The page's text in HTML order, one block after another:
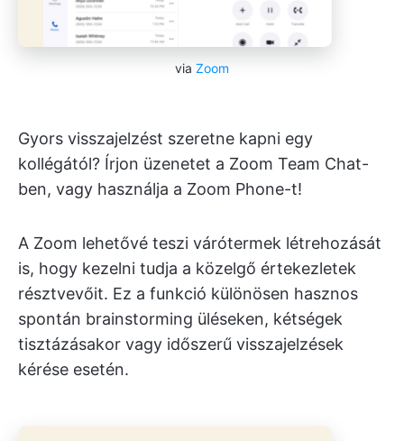
via Zoom
Gyors visszajelzést szeretne kapni egy
kollégától? Írjon üzenetet a Zoom Team Chat-
ben, vagy használja a Zoom Phone-t!
A Zoom lehetővé teszi várótermek létrehozását
is, hogy kezelni tudja a közelgő értekezletek
résztvevőit. Ez a funkció különösen hasznos
spontán brainstorming üléseken, kétségek
tisztázásakor vagy időszerű visszajelzések
kérése esetén.